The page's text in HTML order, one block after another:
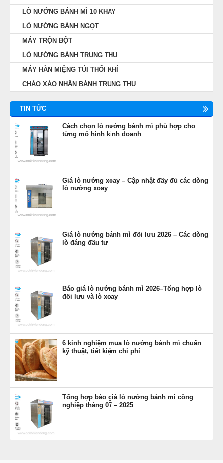
LÒ NƯỚNG BÁNH MÌ 10 KHAY
LÒ NƯỚNG BÁNH NGỌT
MÁY TRỘN BỘT
LÒ NƯỚNG BÁNH TRUNG THU
MÁY HÀN MIỆNG TÚI THỔI KHÍ
CHẢO XÀO NHÂN BÁNH TRUNG THU
TIN TỨC
Cách chọn lò nướng bánh mì phù hợp cho
từng mô hình kinh doanh
Giá lò nướng xoay – Cập nhật đầy đủ các dòng
lò nướng xoay
Giá lò nướng bánh mì đối lưu 2026 – Các dòng
lò đáng đầu tư
Báo giá lò nướng bánh mì 2026–Tổng hợp lò
đối lưu và lò xoay
6 kinh nghiệm mua lò nướng bánh mì chuẩn
kỹ thuật, tiết kiệm chi phí
Tổng hợp báo giá lò nướng bánh mì công
nghiệp tháng 07 – 2025